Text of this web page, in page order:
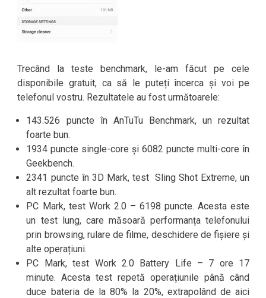
Trecând la teste benchmark, le-am făcut pe cele
disponibile gratuit, ca să le puteți încerca și voi pe
telefonul vostru. Rezultatele au fost următoarele:
143.526 puncte în AnTuTu Benchmark, un rezultat
foarte bun.
1934 puncte single-core și 6082 puncte multi-core în
Geekbench.
2341 puncte în 3D Mark, test Sling Shot Extreme, un
alt rezultat foarte bun.
PC Mark, test Work 2.0 – 6198 puncte. Acesta este
un test lung, care măsoară performanța telefonului
prin browsing, rulare de filme, deschidere de fișiere și
alte operațiuni.
PC Mark, test Work 2.0 Battery Life – 7 ore 17
minute. Acesta test repetă operațiunile până când
duce bateria de la 80% la 20%, extrapolând de aici